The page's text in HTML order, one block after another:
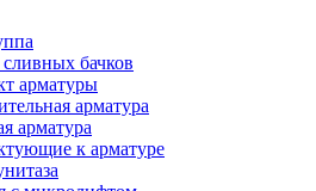
бачков
арматуры
арматура
арматура
к арматуре